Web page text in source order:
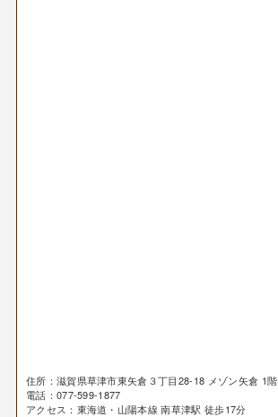
住所：滋賀県草津市東矢倉３丁目28-18 メゾン矢倉 1階
電話：077-599-1877
アクセス：東海道・山陽本線 南草津駅 徒歩17分